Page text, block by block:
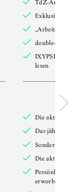
TdZ-Artikel
Exklusive
double-
lesen
Die aktuelle
Das jährliche
Die aktuelle
Persönliches
erworbenen